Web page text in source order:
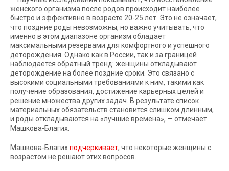
женского организма после родов происходит наиболее
быстро и эффективно в возрасте 20-25 лет. Это не означает,
что поздние роды невозможны, но важно учитывать, что
именно в этом диапазоне организм обладает
максимальными резервами для комфортного и успешного
деторождения. Однако как в России, так и за границей
наблюдается обратный тренд: женщины откладывают
деторождение на более поздние сроки. Это связано с
высокими социальными требованиями к ним, такими как
получение образования, достижение карьерных целей и
решение множества других задач. В результате список
материальных обязательств становится слишком длинным,
и роды откладываются на «лучшие времена», — отмечает
Машкова-Благих.
Машкова-Благихподчеркивает, что некоторые женщины с
возрастом не решают этих вопросов.